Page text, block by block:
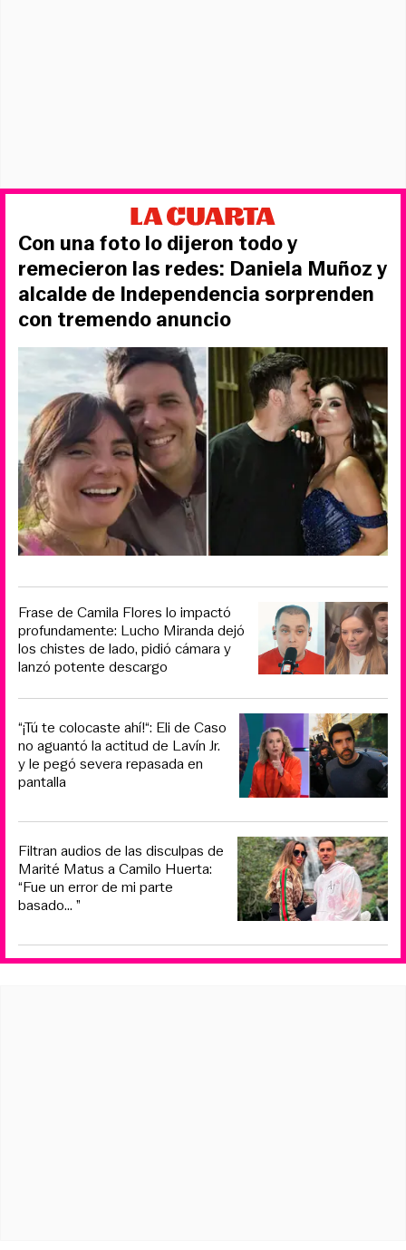
Con una foto lo dijeron todo y
remecieron las redes: Daniela Muñoz y
alcalde de Independencia sorprenden
con tremendo anuncio
Frase de Camila Flores lo impactó
profundamente: Lucho Miranda dejó
los chistes de lado, pidió cámara y
lanzó potente descargo
“¡Tú te colocaste ahí!“: Eli de Caso
no aguantó la actitud de Lavín Jr.
y le pegó severa repasada en
pantalla
Filtran audios de las disculpas de
Marité Matus a Camilo Huerta:
“Fue un error de mi parte
basado... ”